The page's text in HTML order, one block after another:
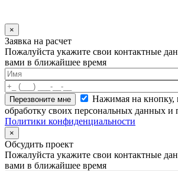
×
Заявка на расчет
Пожалуйста укажите свои контактные
вами в ближайшее время
Нажимая на кнопку,
обработку своих персональных данных и
Политики конфиденциальности
×
Обсудить проект
Пожалуйста укажите свои контактные
вами в ближайшее время